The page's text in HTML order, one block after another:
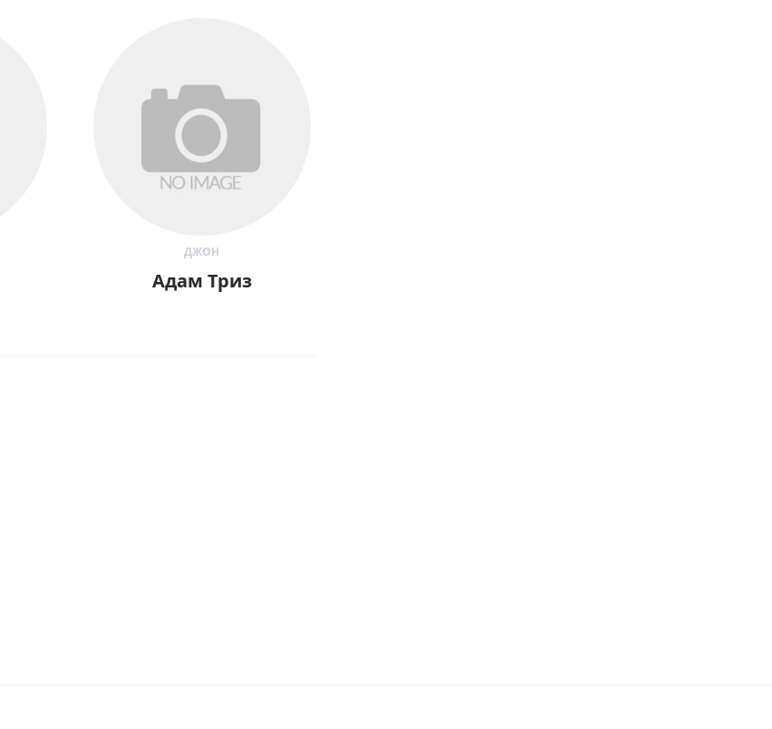
ДЖОН
Адам Триз